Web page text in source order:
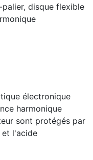
disque flexible
électronique
harmonique
sont protégés par
et l'acide